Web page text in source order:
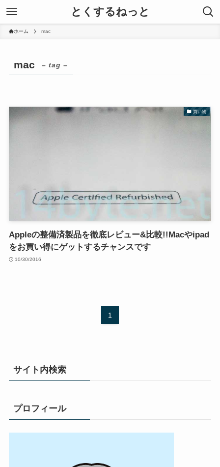
とくするねっと
ホーム mac
mac – tag –
買い物
Appleの整備済製品を徹底レビュー&比較!!Macやipad
をお買い得にゲットするチャンスです
10/30/2016
1
サイト内検索
プロフィール